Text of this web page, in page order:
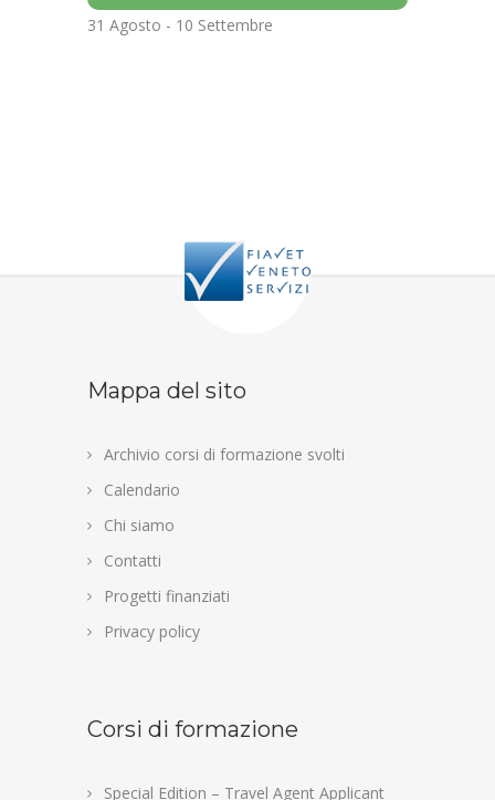
31 Agosto - 10 Settembre
Mappa del sito
Archivio corsi di formazione svolti
Calendario
Chi siamo
Contatti
Progetti finanziati
Privacy policy
Corsi di formazione
Special Edition – Travel Agent Applicant